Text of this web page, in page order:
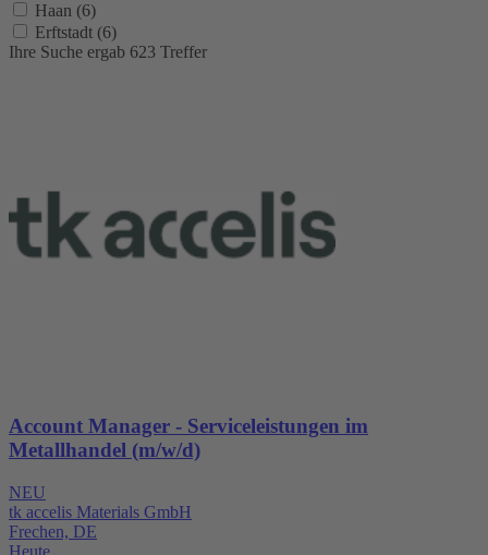
Haan (6)
Erftstadt (6)
Ihre Suche ergab 623 Treffer
Account Manager - Serviceleistungen im
Metallhandel (m/w/d)
NEU
tk accelis Materials GmbH
Frechen, DE
Heute